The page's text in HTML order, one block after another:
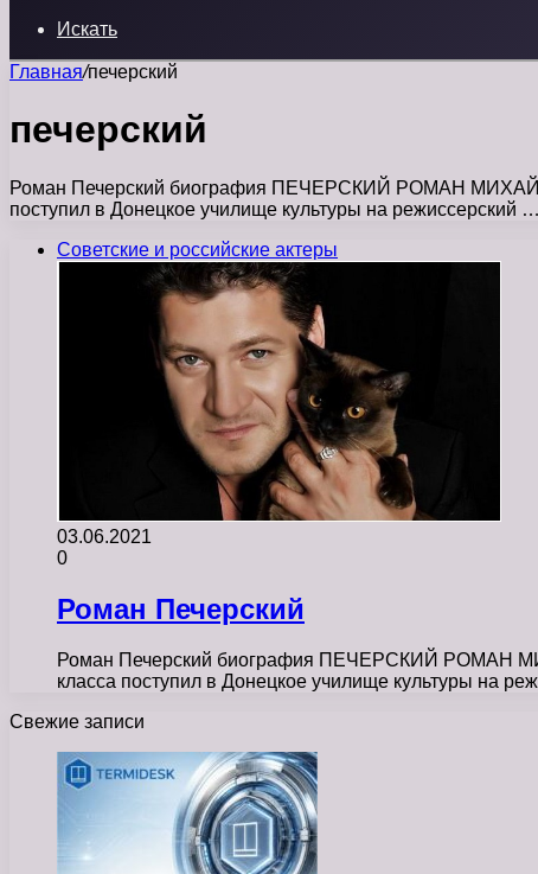
Искать
Главная/печерский
печерский
Роман Печерский биография ПЕЧЕРСКИЙ РОМАН
поступил в Донецкое училище культуры на режиссерский …
Советские и российские актеры
03.06.2021
0
Роман Печерский
Роман Печерский биография ПЕЧЕРСКИЙ РОМАН
класса поступил в Донецкое училище культуры на
Свежие записи